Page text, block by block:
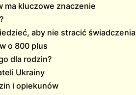
ma kluczowe znaczenie
aby nie stracić świadczenia
o 800 plus
dla rodzin?
Ukrainy
i opiekunów